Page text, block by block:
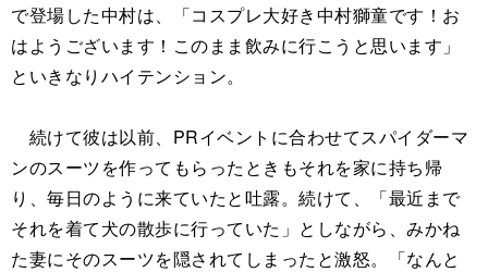
で登場した中村は、「コスプレ大好き中村獅童です！お
はようございます！このまま飲みに行こうと思います」
といきなりハイテンション。
続けて彼は以前、PRイベントに合わせてスパイダーマ
ンのスーツを作ってもらったときもそれを家に持ち帰
り、毎日のように来ていたと吐露。続けて、「最近まで
それを着て犬の散歩に行っていた」としながら、みかね
た妻にそのスーツを隠されてしまったと激怒。「なんと